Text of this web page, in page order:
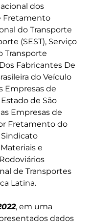
dos
Fretamento
do Transporte
(SEST), Serviço
Transporte
Fabricantes De
do Veículo
Empresas de
de São
Empresas de
Fretamento do
Sindicato
e
de Transportes
Latina.
, em uma
dados